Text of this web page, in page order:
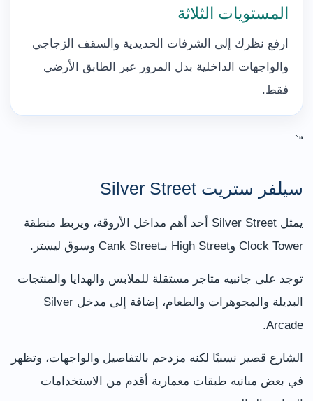
المستويات الثلاثة
ارفع نظرك إلى الشرفات الحديدية والسقف الزجاجي
والواجهات الداخلية بدل المرور عبر الطابق الأرضي
فقط.
“`
سيلفر ستريت Silver Street
يمثل Silver Street أحد أهم مداخل الأروقة، ويربط منطقة
Clock Tower وHigh Street بـCank Street وسوق ليستر.
توجد على جانبيه متاجر مستقلة للملابس والهدايا والمنتجات
البديلة والمجوهرات والطعام، إضافة إلى مدخل Silver
Arcade.
الشارع قصير نسبيًا لكنه مزدحم بالتفاصيل والواجهات، وتظهر
في بعض مبانيه طبقات معمارية أقدم من الاستخدامات